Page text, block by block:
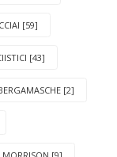
[59]
[43]
[2]